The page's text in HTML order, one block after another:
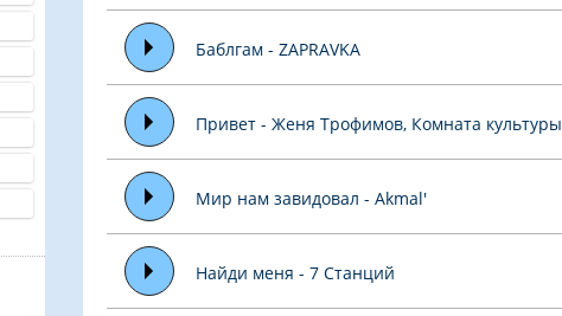
Баблгам - ZAPRAVKA
Привет - Женя Трофимов, Комната культуры
Мир нам завидовал - Akmal'
Найди меня - 7 Станций